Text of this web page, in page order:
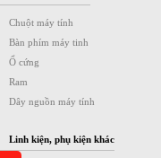
Chuột máy tính
Bàn phím máy tinh
Ổ cứng
Ram
Dây nguồn máy tính
Linh kiện, phụ kiện khác